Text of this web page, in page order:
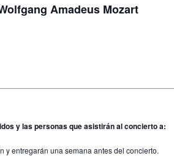
Amadeus Mozart
y las personas que asistirán al concierto a:
y entregarán una semana antes del concierto.